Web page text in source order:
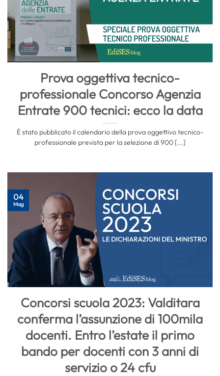
Prova oggettiva tecnico-
professionale Concorso Agenzia
Entrate 900 tecnici: ecco la data
È stato pubblicato il calendario della prova oggettivo tecnico-
professionale prevista per la selezione di 900 [...]
Concorsi scuola 2023: Valditara
conferma l’assunzione di 100mila
docenti. Entro l’estate il primo
bando per docenti con 3 anni di
servizio o 24 cfu
04
Mag